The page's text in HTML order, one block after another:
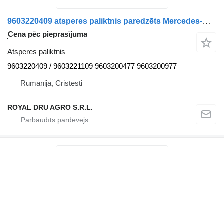
9603220409 atsperes paliktnis paredzēts Mercedes-Benz kravas automašīnas
Cena pēc pieprasījuma
Atsperes paliktnis
9603220409 / 9603221109 9603200477 9603200977
Rumānija, Cristesti
ROYAL DRU AGRO S.R.L.